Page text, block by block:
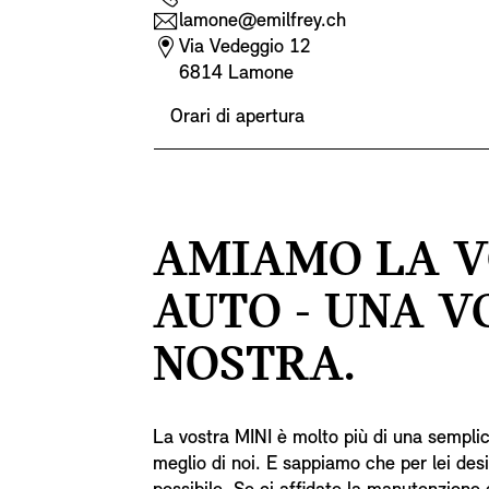
lamone@emilfrey.ch
Via Vedeggio 12
6814 Lamone
Orari di apertura
AMIAMO LA
AUTO - UNA
NOSTRA.
La vostra MINI è molto più di una
meglio di noi. E sappiamo che per lei